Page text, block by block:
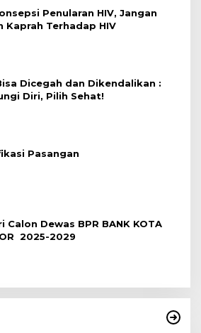
Penularan HIV, Jangan
Kaprah Terhadap HIV
Dicegah dan Dikendalikan :
Diri, Pilih Sehat!
Pasangan
Calon Dewas BPR BANK KOTA
2025-2029